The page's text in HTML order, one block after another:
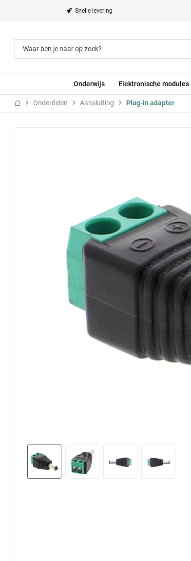
Snelle levering
Onderwijs Elektronische modules
Onderdelen Aansluiting Plug-in adapter